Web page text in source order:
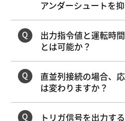
アンダーシュートを抑
出力指令値と運転時
とは可能か？
直並列接続の場合、
は変わりますか？
トリガ信号を出力す